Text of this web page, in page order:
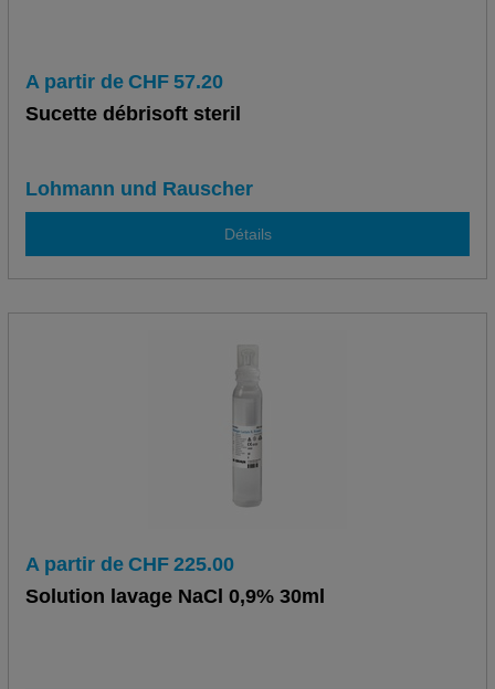
A partir de CHF 57.20
Sucette débrisoft steril
Lohmann und Rauscher
Détails
A partir de CHF 225.00
Solution lavage NaCl 0,9% 30ml